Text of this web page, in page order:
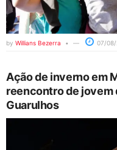
by Willians Bezerra 07/
Ação de inverno em
reencontro de jovem
Guarulhos